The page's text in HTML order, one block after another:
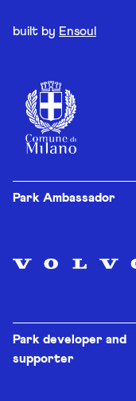
built by Ensoul
Park Ambassador
Park developer and
supporter